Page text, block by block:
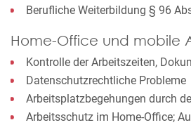
Berufliche Weiterbildung § 96
Home-Office und mobile
Kontrolle der Arbeitszeiten,
Datenschutzrechtliche Probleme
Arbeitsplatzbegehungen durch
Arbeitsschutz im Home-Office;